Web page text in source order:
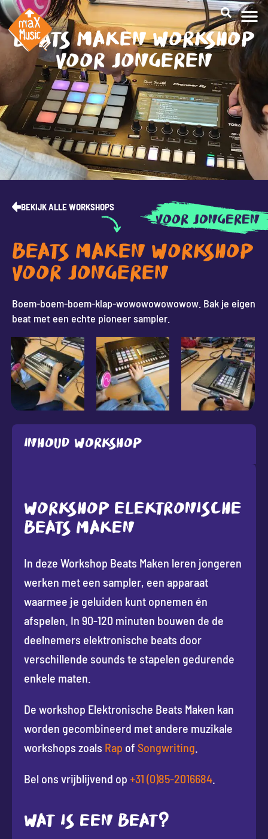
BEATS MAKEN WORKSHOP
VOOR JONGEREN
BEKIJK ALLE WORKSHOPS
VOOR JONGEREN
BEATS MAKEN WORKSHOP
VOOR JONGEREN
Boem-boem-boem-klap-wowowowowowow. Bak je eigen
beat met een echte pioneer sampler.
Inhoud workshop
WORKSHOP ELEKTRONISCHE
BEATS MAKEN
In deze Workshop Beats Maken leren jongeren
werken met een sampler, een apparaat
waarmee je geluiden kunt opnemen én
afspelen. In 90-120 minuten bouwen de de
deelnemers elektronische beats door
verschillende sounds te stapelen gedurende
enkele maten.
De workshop Elektronische Beats Maken kan
worden gecombineerd met andere muzikale
workshops zoals Rap of Songwriting
Bel ons vrijblijvend op +31 (0)85-2016684
WAT IS EEN BEAT?